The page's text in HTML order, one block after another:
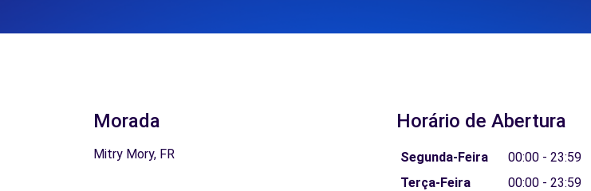
Morada
Mitry Mory, FR
Horário de Abertura
Segunda-Feira
00:00 - 23:59
Terça-Feira
00:00 - 23:59